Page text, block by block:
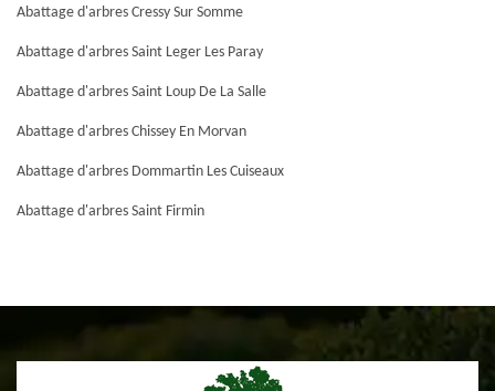
Abattage d'arbres Cressy Sur Somme
Abattage d'arbres Saint Leger Les Paray
Abattage d'arbres Saint Loup De La Salle
Abattage d'arbres Chissey En Morvan
Abattage d'arbres Dommartin Les Cuiseaux
Abattage d'arbres Saint Firmin